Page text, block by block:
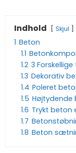
Indhold Skjul
1 Beton
1.1
1.2 3
1.3 Dekorativ
1.4 Poleret
1.5 Højtydende
1.6 Trykt beton
1.7
1.8 Beton